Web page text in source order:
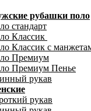
рубашки поло
стандарт
Классик
Классик с
Премиум
Премиум Пенье
рукав
рукав